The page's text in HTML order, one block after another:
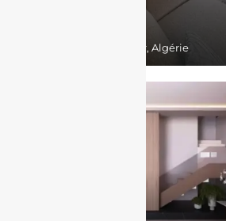
Belgaid, Bir El Djir, Algérie